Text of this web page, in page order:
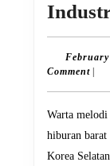
Comment
Warta melodi baru pengaruh kpop dalam industri
hiburan
Korea